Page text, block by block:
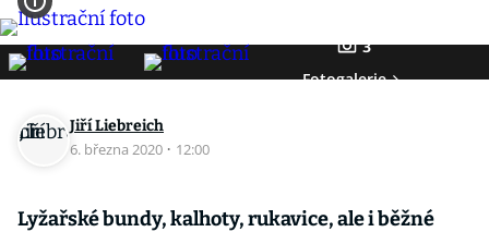
3
Fotogalerie
Jiří Liebreich
6. března 2020 · 12:00
Lyžařské bundy, kalhoty, rukavice, ale i běžné